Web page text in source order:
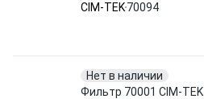
CIM-TEK70094
Нет в наличии
Фильтр 70001 CIM-TEK